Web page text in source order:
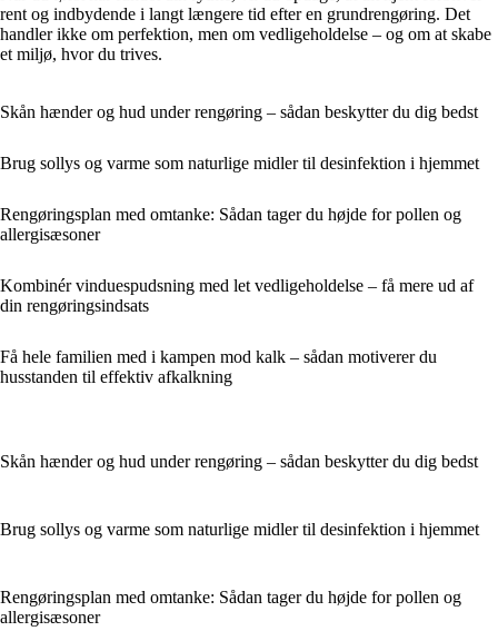
rent og indbydende i langt længere tid efter en grundrengøring. Det
handler ikke om perfektion, men om vedligeholdelse – og om at skabe
et miljø, hvor du trives.
Skån hænder og hud under rengøring – sådan beskytter du dig bedst
Brug sollys og varme som naturlige midler til desinfektion i hjemmet
Rengøringsplan med omtanke: Sådan tager du højde for pollen og
allergisæsoner
Kombinér vinduespudsning med let vedligeholdelse – få mere ud af
din rengøringsindsats
Få hele familien med i kampen mod kalk – sådan motiverer du
husstanden til effektiv afkalkning
Skån hænder og hud under rengøring – sådan beskytter du dig bedst
Brug sollys og varme som naturlige midler til desinfektion i hjemmet
Rengøringsplan med omtanke: Sådan tager du højde for pollen og
allergisæsoner